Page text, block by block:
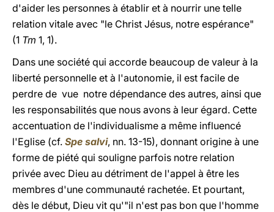
d'aider les personnes à établir et à nourrir une telle
relation vitale avec "le Christ Jésus, notre espérance"
(1 Tm 1, 1).
Dans une société qui accorde beaucoup de valeur à la
liberté personnelle et à l'autonomie, il est facile de
perdre de vue notre dépendance des autres, ainsi que
les responsabilités que nous avons à leur égard. Cette
accentuation de l'individualisme a même influencé
l'Eglise (cf. Spe salvi, nn. 13-15), donnant origine à une
forme de piété qui souligne parfois notre relation
privée avec Dieu au détriment de l'appel à être les
membres d'une communauté rachetée. Et pourtant,
dès le début, Dieu vit qu'"il n'est pas bon que l'homme